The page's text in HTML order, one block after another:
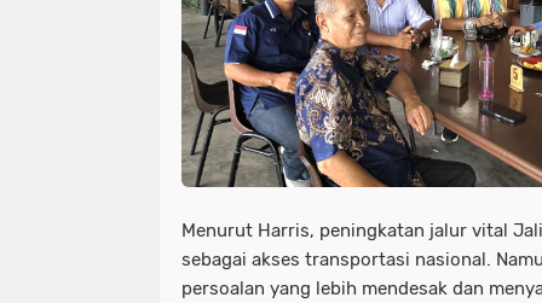
Menurut Harris, peningkatan jalur vital
sebagai akses transportasi nasional.
persoalan yang lebih mendesak dan